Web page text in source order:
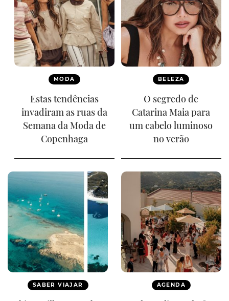
MODA
Estas tendências
invadiram as ruas da
Semana da Moda de
Copenhaga
BELEZA
O segredo de
Catarina Maia para
um cabelo luminoso
no verão
SABER VIAJAR AGENDA